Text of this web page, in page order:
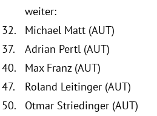
weiter:
32.
Michael Matt (AUT)
37.
Adrian Pertl (AUT)
40.
Max Franz (AUT)
47.
Roland Leitinger (AUT)
50.
Otmar Striedinger (AUT)